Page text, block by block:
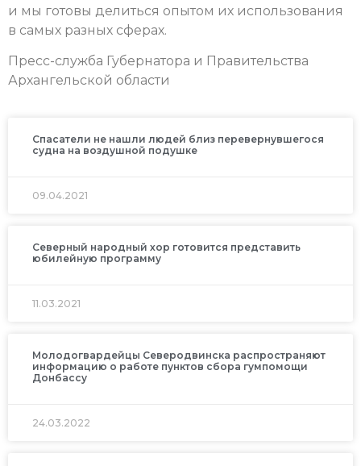
и мы готовы делиться опытом их использования
в самых разных сферах.
Пресс-служба Губернатора и Правительства
Архангельской области
Спасатели не нашли людей близ перевернувшегося
судна на воздушной подушке
09.04.2021
Северный народный хор готовится представить
юбилейную программу
11.03.2021
Молодогвардейцы Северодвинска распространяют
информацию о работе пунктов сбора гумпомощи
Донбассу
24.03.2022